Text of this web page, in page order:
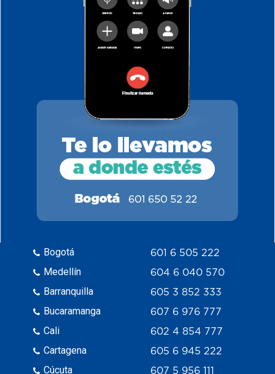
Bogotá
Medellín
Barranquilla
Bucaramanga
Cali
Cartagena
Cúcuta
601 6 505 222
604 6 040 570
605 3 852 333
607 6 976 777
602 4 854 777
605 6 945 222
607 5 956 111